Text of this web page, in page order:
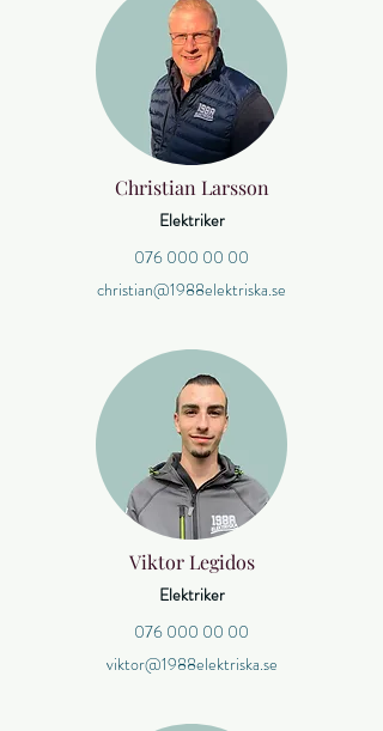
Christian Larsson
Elektriker
076 000 00 00
christian@1988elektriska.se
Viktor Legidos
Elektriker
076 000 00 00
viktor@1988elektriska.se